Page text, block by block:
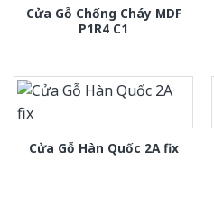
Cửa Gỗ Chống Cháy MDF
P1R4 C1
Cửa Gỗ Hàn Quốc 2A fix